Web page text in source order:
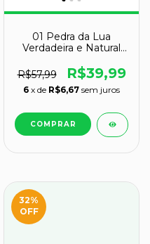
01 Pedra da Lua
Verdadeira e Natural
B
R$57,99 R$39,99
6 x de R$6,67 sem juros
32%
OFF